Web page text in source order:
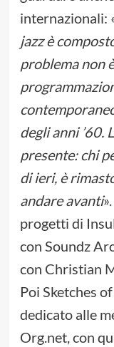
internazionali:
jazz è
problema non
degli anni ’60.
presente: chi
di ieri, è
andare avanti
progetti di
con Soundz
con Christian
Poi Sketches
dedicato alle
Org.net, con